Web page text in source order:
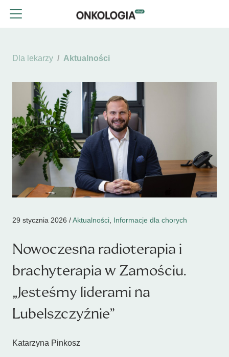
Dla lekarzy Aktualności
29 stycznia 2026 /Aktualności Informacje dla chorych
Nowoczesna radioterapia i
brachyterapia w Zamościu.
„Jesteśmy liderami na
Lubelszczyźnie”
Katarzyna Pinkosz